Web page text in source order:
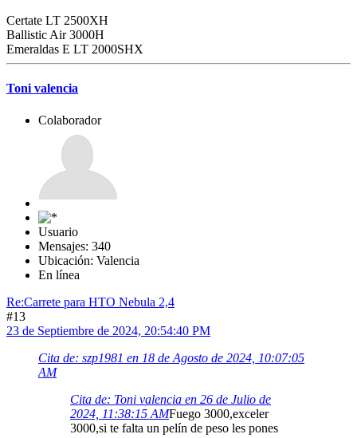
Certate LT 2500XH
Ballistic Air 3000H
Emeraldas E LT 2000SHX
Toni valencia
Colaborador
Usuario
Mensajes: 340
Ubicación: Valencia
En línea
Re:Carrete para HTO Nebula 2,4
#13
23 de Septiembre de 2024, 20:54:40 PM
Cita de: szp1981 en 18 de Agosto de 2024, 10:07:05
AM
Cita de: Toni valencia en 26 de Julio de
2024, 11:38:15 AMFuego 3000,exceler
3000,si te falta un pelín de peso les pones